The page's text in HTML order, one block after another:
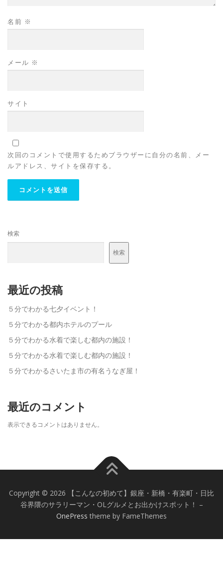
名前 ※
メール ※
サイト
次回のコメントで使用するためブラウザーに自分の名前、メー
ルアドレス、サイトを保存する。
検索
検索
最近の投稿
５分でわかる七夕イベント！
５分でわかる都内ホテルのプール
５分でわかる水着で楽しむ都内の施設！
５分でわかる水着で楽しむ都内の施設！
５分でわかるさいたま市の有名うなぎ屋！
最近のコメント
表示できるコメントはありません。
Copyright © 2026 【こんなの初めて】銀座・新橋・有楽町・日比
谷界隈のサラリーマン・OLグルメとお出かけスポット！ –
OnePress theme by FameThemes